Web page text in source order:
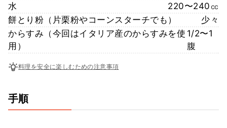
水
220〜240㏄
餅とり粉（片栗粉やコーンスターチでも）
少々
からすみ（今回はイタリア産のからすみを使
用）
1/2〜1
腹
料理を安全に楽しむための注意事項
手順